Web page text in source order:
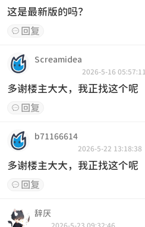
这是最新版的吗？
 回复
Screamidea
2026-5-16 05:57:11
多谢楼主大大，我正找这个呢
 回复
b71166614
2026-5-22 13:18:38
多谢楼主大大，我正找这个呢
 回复
辞厌
2026-5-23 09:32:46